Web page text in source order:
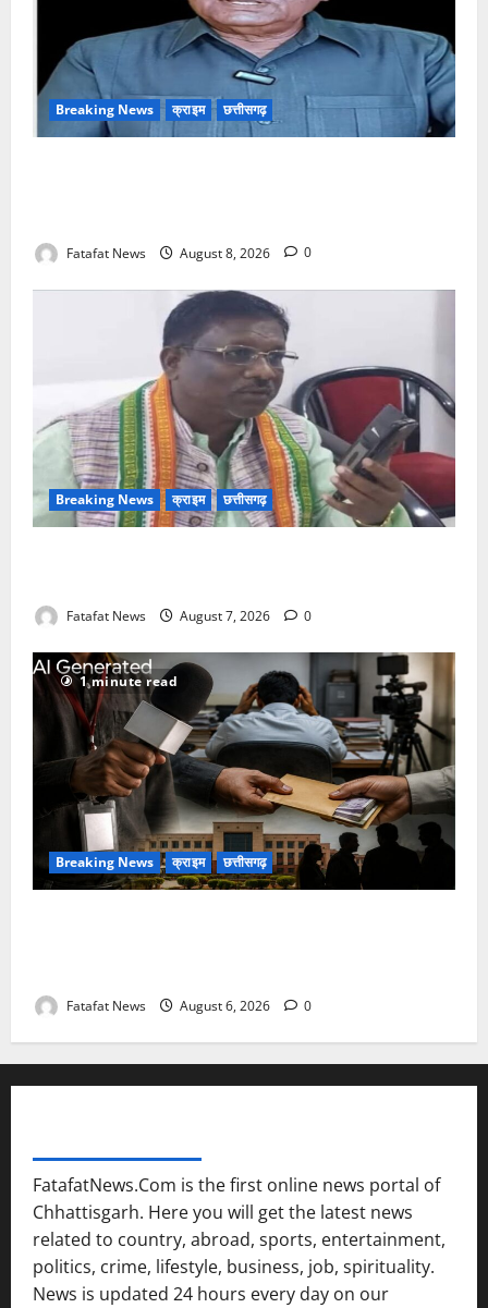
Breaking News क्राइम छत्तीसगढ़
Fatafat News August 8, 2026 0
Breaking News क्राइम छत्तीसगढ़
Fatafat News August 7, 2026 0
1 minute read
Breaking News क्राइम छत्तीसगढ़
Fatafat News August 6, 2026 0
FatafatNews.Com is the first online news portal of
Chhattisgarh. Here you will get the latest news
related to country, abroad, sports, entertainment,
politics, crime, lifestyle, business, job, spirituality.
News is updated 24 hours every day on our